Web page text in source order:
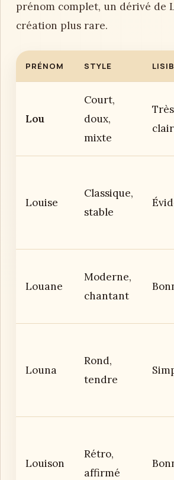
prénom complet, un dérivé de
création plus rare.
PRÉNOM STYLE
Lou
Court,
doux,
mixte
Très
Louise
Classique,
stable
Louane
Moderne,
chantant
Louna
Rond,
tendre
Louison
Rétro,
affirmé